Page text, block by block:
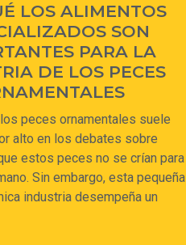
LOS ALIMENTOS
SON
PARA LA
DE LOS PECES
peces ornamentales suele
alto en los debates sobre
estos peces no se crían para
Sin embargo, esta pequeña
industria desempeña un